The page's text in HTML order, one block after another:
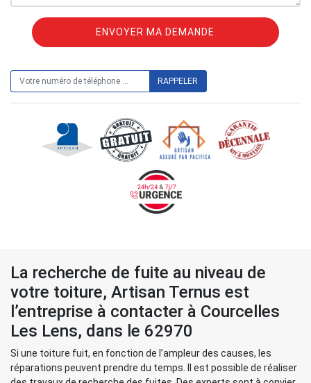
La recherche de fuite au niveau de
votre toiture, Artisan Ternus est
l’entreprise à contacter à Courcelles
Les Lens, dans le 62970
Si une toiture fuit, en fonction de l’ampleur des causes, les
réparations peuvent prendre du temps. Il est possible de réaliser